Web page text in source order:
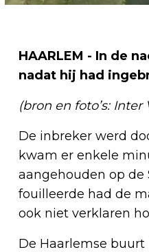
HAARLEM - In de
nadat hij had
(bron en foto’s: Inter
De inbreker werd
kwam er enkele
aangehouden op de
fouilleerde had de
ook niet verklaren
De Haarlemse